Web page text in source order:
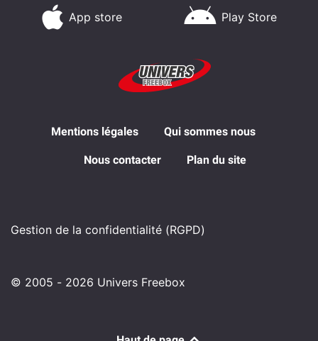
App store Play Store
Mentions légales Qui sommes nous
Nous contacter Plan du site
Gestion de la confidentialité (RGPD)
© 2005 - 2026 Univers Freebox